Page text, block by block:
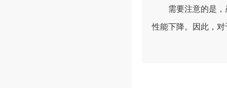
需要注意的是，
性能下降。因此，